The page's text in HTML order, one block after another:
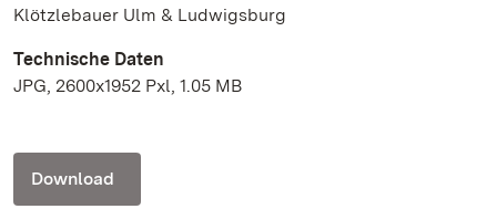
Klötzlebauer Ulm & Ludwigsburg
Technische Daten
JPG, 2600x1952 Pxl, 1.05 MB
Download